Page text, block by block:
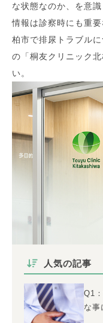
な状態なのか、を意
情報は診察時にも重要
柏市で排尿トラブル
の「桐友クリニック
い。
人気の記事
Q1
な事